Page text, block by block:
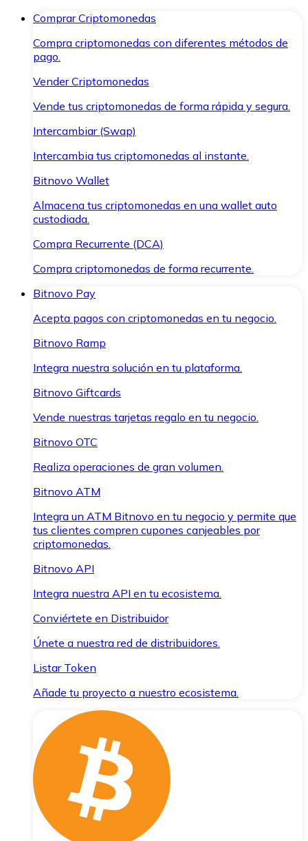
Comprar Criptomonedas
Compra criptomonedas con diferentes métodos de
pago.
Vender Criptomonedas
Vende tus criptomonedas de forma rápida y segura.
Intercambiar (Swap)
Intercambia tus criptomonedas al instante.
Bitnovo Wallet
Almacena tus criptomonedas en una wallet auto
custodiada.
Compra Recurrente (DCA)
Compra criptomonedas de forma recurrente.
Bitnovo Pay
Acepta pagos con criptomonedas en tu negocio.
Bitnovo Ramp
Integra nuestra solución en tu plataforma.
Bitnovo Giftcards
Vende nuestras tarjetas regalo en tu negocio.
Bitnovo OTC
Realiza operaciones de gran volumen.
Bitnovo ATM
Integra un ATM Bitnovo en tu negocio y permite que
tus clientes compren cupones canjeables por
criptomonedas.
Bitnovo API
Integra nuestra API en tu ecosistema.
Conviértete en Distribuidor
Únete a nuestra red de distribuidores.
Listar Token
Añade tu proyecto a nuestro ecosistema.